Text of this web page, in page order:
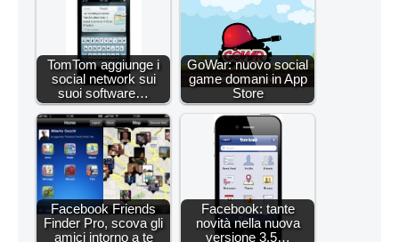
TomTom aggiunge i
social network sui
suoi software…
GoWar: nuovo social
game domani in App
Store
Facebook Friends
Finder Pro, scova gli
amici intorno a te
Facebook: tante
novità nella nuova
versione 3.5…